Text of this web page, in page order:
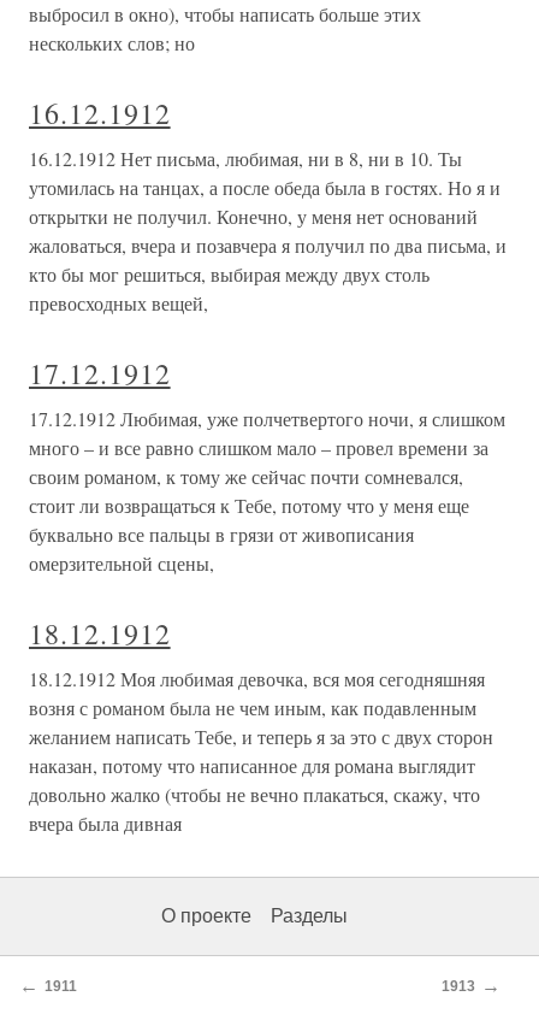
выбросил в окно), чтобы написать больше этих
нескольких слов; но
16.12.1912
16.12.1912 Нет письма, любимая, ни в 8, ни в 10. Ты
утомилась на танцах, а после обеда была в гостях. Но я и
открытки не получил. Конечно, у меня нет оснований
жаловаться, вчера и позавчера я получил по два письма, и
кто бы мог решиться, выбирая между двух столь
превосходных вещей,
17.12.1912
17.12.1912 Любимая, уже полчетвертого ночи, я слишком
много – и все равно слишком мало – провел времени за
своим романом, к тому же сейчас почти сомневался,
стоит ли возвращаться к Тебе, потому что у меня еще
буквально все пальцы в грязи от живописания
омерзительной сцены,
18.12.1912
18.12.1912 Моя любимая девочка, вся моя сегодняшняя
возня с романом была не чем иным, как подавленным
желанием написать Тебе, и теперь я за это с двух сторон
наказан, потому что написанное для романа выглядит
довольно жалко (чтобы не вечно плакаться, скажу, что
вчера была дивная
О проекте Разделы
← 1911 1913 →